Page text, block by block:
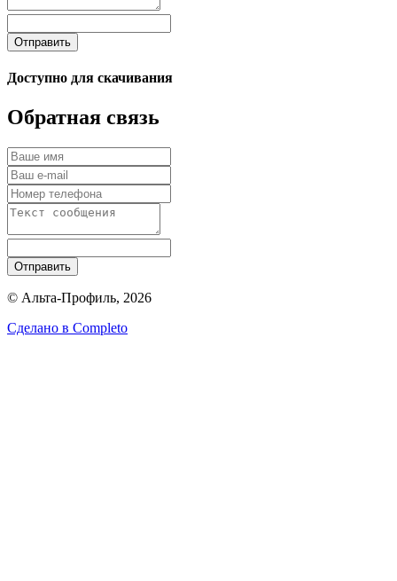
Отправить
Доступно для скачивания
Обратная связь
Отправить
© Альта-Профиль, 2026
Сделано в Completo